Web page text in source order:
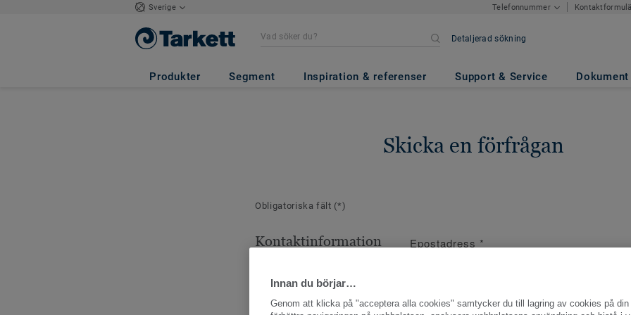
Sverige Telefonnummer
Detaljerad sökning
Produkter Segment Inspiration & referenser Support & Service Dokument
Skicka en förfrågan
Obligatoriska fält (*)
Kontaktinformation Epostadress *
Innan du börjar…
Genom att klicka på "acceptera alla cookies" samtycker du till lagring av cookies på